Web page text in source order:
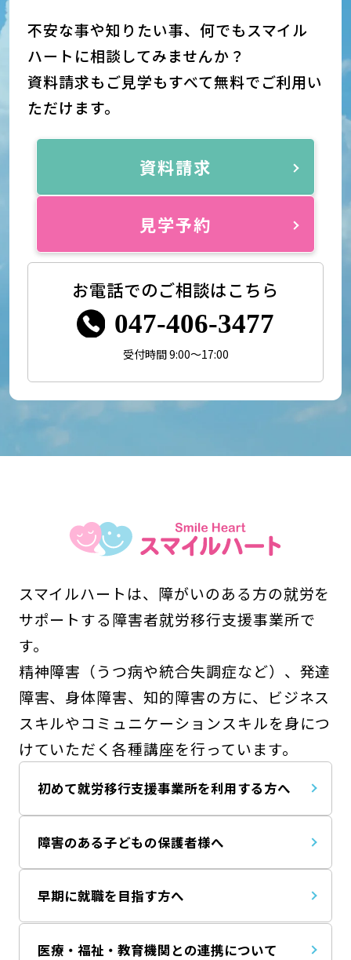
不安な事や知りたい事、何でもスマイル
ハートに相談してみませんか？
資料請求もご見学もすべて無料でご利用い
ただけます。
資料請求
見学予約
お電話でのご相談はこちら
047-406-3477
受付時間 9:00～17:00
スマイルハートは、障がいのある方の就労を
サポートする障害者就労移行支援事業所で
す。
精神障害（うつ病や統合失調症など）、発達
障害、身体障害、知的障害の方に、ビジネス
スキルやコミュニケーションスキルを身につ
けていただく各種講座を行っています。
初めて就労移行支援事業所を利用する方へ
障害のある子どもの保護者様へ
早期に就職を目指す方へ
医療・福祉・教育機関との連携について